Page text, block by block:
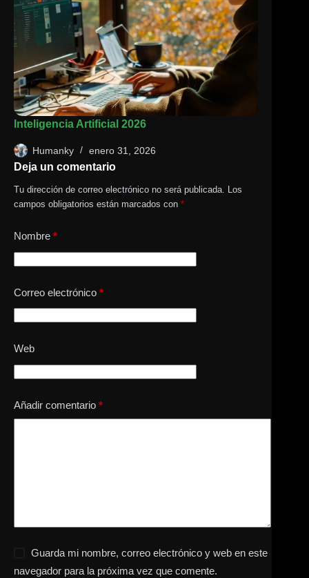
Inteligencia Artificial 2026
Humanky enero 31, 2026
Deja un comentario
Tu dirección de correo electrónico no será publicada. Los
campos obligatorios están marcados con *
Nombre *
Correo electrónico *
Web
Añadir comentario *
Guarda mi nombre, correo electrónico y web en este
navegador para la próxima vez que comente.